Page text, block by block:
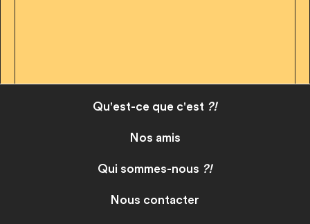
Qu'est-ce que c'est ?!
Nos amis
Qui sommes-nous ?!
Nous contacter